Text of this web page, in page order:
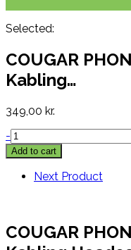
Selected:
COUGAR
Kabling…
349,00 kr.
-
Add to cart
Next Product
COUGAR